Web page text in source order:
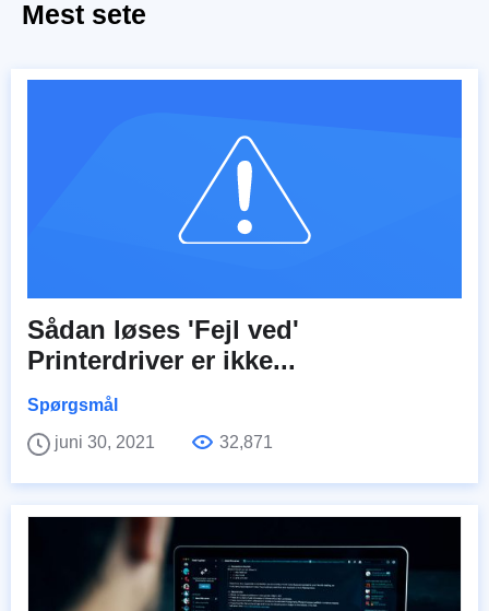
Mest sete
Sådan løses 'Fejl ved'
Printerdriver er ikke...
Spørgsmål
juni 30, 2021
32,871